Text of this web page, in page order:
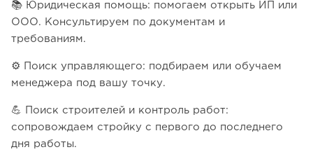
📚 Юридическая помощь: помогаем открыть ИП или
ООО. Консультируем по документам и
требованиям.
⚙️ Поиск управляющего: подбираем или обучаем
менеджера под вашу точку.
💪 Поиск строителей и контроль работ:
сопровождаем стройку с первого до последнего
дня работы.